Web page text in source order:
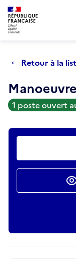
Aller au menu principal
Retour à la
1 poste ouvert
Actions
Retour au début de
Panneau de